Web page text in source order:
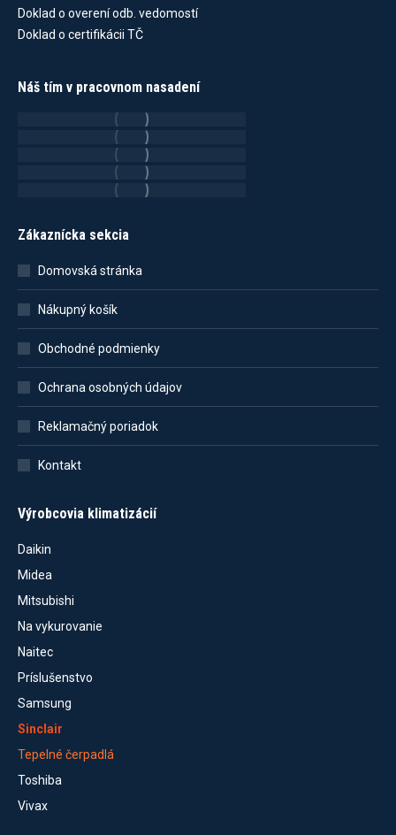
Doklad o overení odb. vedomostí
Doklad o certifikácii TČ
Náš tím v pracovnom nasadení
Zákaznícka sekcia
Domovská stránka
Nákupný košík
Obchodné podmienky
Ochrana osobných údajov
Reklamačný poriadok
Kontakt
Výrobcovia klimatizácií
Daikin
Midea
Mitsubishi
Na vykurovanie
Naitec
Príslušenstvo
Samsung
Sinclair
Tepelné čerpadlá
Toshiba
Vivax